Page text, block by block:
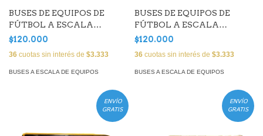
BUSES DE EQUIPOS DE
FÚTBOL A ESCALA
(América de Cali)
$120.000
36 cuotas sin interés de $3.333
BUSES A ESCALA DE EQUIPOS
BUSES DE EQUIPOS DE
FÚTBOL A ESCALA
(Millonarios F.C.)
$120.000
36 cuotas sin interés de $3.333
BUSES A ESCALA DE EQUIPOS
ENVÍO
GRATIS
ENVÍO
GRATIS